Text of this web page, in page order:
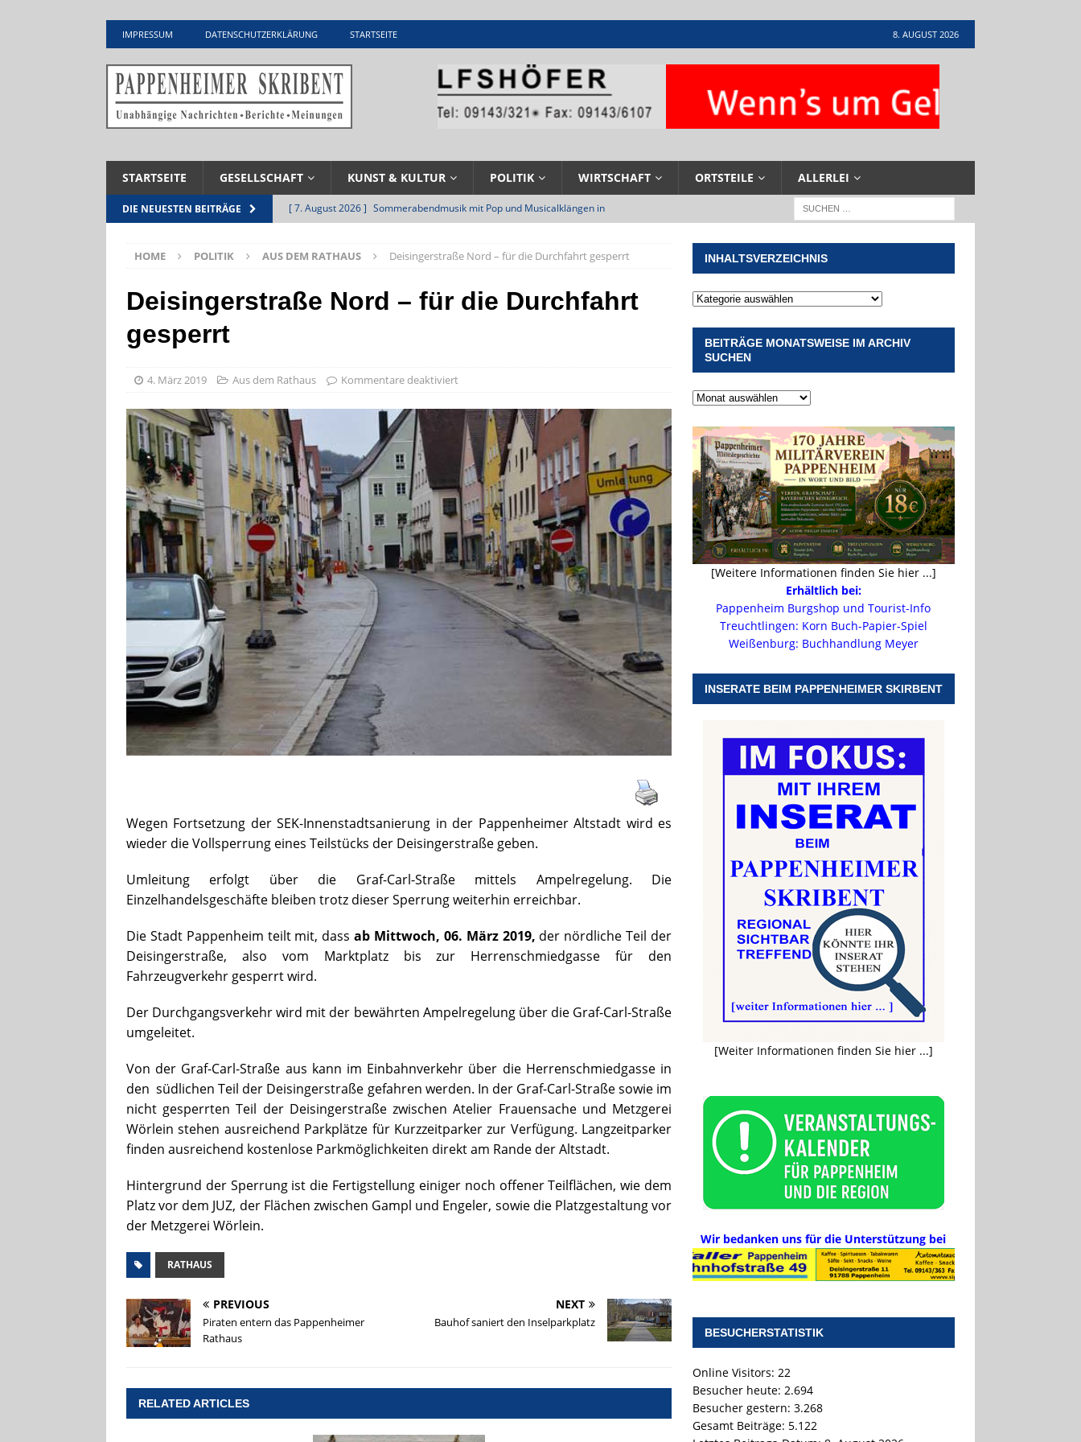
IMPRESSUM DATENSCHUTZERKLÄRUNG STARTSEITE 8. AUGUST 2026
STARTSEITE GESELLSCHAFT KUNST & KULTUR POLITIK WIRTSCHAFT ORTSTEILE ALLERLEI
DIE NEUESTEN BEITRÄGE [ 7. August 2026 ] Sommerabendmusik mit Pop und Musicalklängen in
[ 5. August 2026 ]
Stellenangebot beim Wasserzweckverband links der Altmühl
UNTERNEHMEN
[ 4. August 2026 ]
Pappenheim erlebt Hubert Aiwanger mit Botschaften die
ankommen
VERANSTALTUNGEN
[ 8. August 2026 ] Wasserversorgung rechts der Altmühl stellt sich neu auf
INFRASTRUKTUR
HOME POLITIK AUS DEM RATHAUS Deisingerstraße Nord – für die Durchfahrt gesperrt
Deisingerstraße Nord – für die Durchfahrt
gesperrt
4. März 2019 Aus dem Rathaus Kommentare deaktiviert
Wegen Fortsetzung der SEK-Innenstadtsanierung in der Pappenheimer Altstadt wird es
wieder die Vollsperrung eines Teilstücks der Deisingerstraße geben.
Umleitung erfolgt über die Graf-Carl-Straße mittels Ampelregelung. Die
Einzelhandelsgeschäfte bleiben trotz dieser Sperrung weiterhin erreichbar.
Die Stadt Pappenheim teilt mit, dassab Mittwoch, 06. März 2019, der nördliche Teil der
Deisingerstraße, also vom Marktplatz bis zur Herrenschmiedgasse für den
Fahrzeugverkehr gesperrt wird.
Der Durchgangsverkehr wird mit der bewährten Ampelregelung über die Graf-Carl-Straße
umgeleitet.
Von der Graf-Carl-Straße aus kann im Einbahnverkehr über die Herrenschmiedgasse in
den südlichen Teil der Deisingerstraße gefahren werden. In der Graf-Carl-Straße sowie im
nicht gesperrten Teil der Deisingerstraße zwischen Atelier Frauensache und Metzgerei
Wörlein stehen ausreichend Parkplätze für Kurzzeitparker zur Verfügung. Langzeitparker
finden ausreichend kostenlose Parkmöglichkeiten direkt am Rande der Altstadt.
Hintergrund der Sperrung ist die Fertigstellung einiger noch offener Teilflächen, wie dem
Platz vor dem JUZ, der Flächen zwischen Gampl und Engeler, sowie die Platzgestaltung vor
der Metzgerei Wörlein.
RATHAUS
PREVIOUS
Piraten entern das Pappenheimer
Rathaus
NEXT
Bauhof saniert den Inselparkplatz
RELATED ARTICLES
INHALTSVERZEICHNIS
BEITRÄGE MONATSWEISE IM ARCHIV
SUCHEN
[Weitere Informationen finden Sie hier ...]
Erhältlich bei:
Pappenheim Burgshop und Tourist-Info
Treuchtlingen: Korn Buch-Papier-Spiel
Weißenburg: Buchhandlung Meyer
INSERATE BEIM PAPPENHEIMER SKIRBENT
[Weiter Informationen finden Sie hier ...]
Wir bedanken uns für die Unterstützung bei
BESUCHERSTATISTIK
Online Visitors: 22
Besucher heute: 2.694
Besucher gestern: 3.268
Gesamt Beiträge: 5.122